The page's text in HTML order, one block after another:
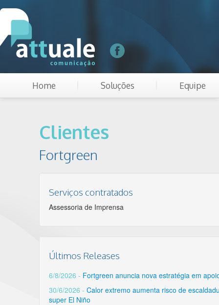
Home Soluções Equipe
Clientes
Fortgreen
Serviços contratados
Assessoria de Imprensa
Últimos Releases
6/8/2026 - Fortgreen anuncia nova estratégia em
30/6/2026 - Calor extremo aumenta risco de
super El Niño